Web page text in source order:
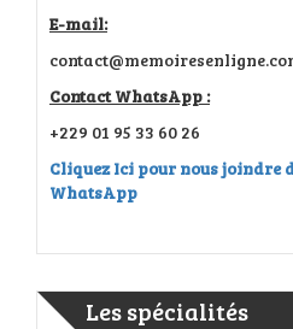
E-mail:
Contact WhatsApp :
+229 01 95 33 60 26
Cliquez Ici pour nous joindre
WhatsApp
Les spécialités